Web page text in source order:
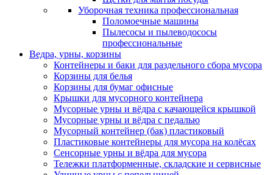
Уборочная техника профессиональная
Поломоечные машины
Пылесосы и пылеводососы
профессиональные
Ведра, урны, корзины
Контейнеры и баки для раздельного сбора мусора
Корзины для белья
Корзины для бумаг офисные
Крышки для мусорного контейнера
Мусорные урны и вёдра с качающейся крышкой
Мусорные урны и вёдра с педалью
Мусорный контейнер (бак) пластиковый
Пластиковые контейнеры для мусора на колёсах
Сенсорные урны и вёдра для мусора
Тележки платформенные, складские и сервисные